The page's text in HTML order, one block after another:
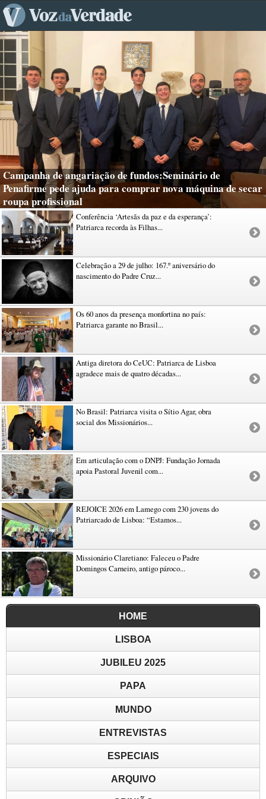
Campanha de angariação de fundos:Seminário de
Penafirme pede ajuda para comprar nova máquina de secar
roupa profissional
Conferência ‘Artesãs da paz e da esperança’:
Patriarca recorda às Filhas...
Celebração a 29 de julho: 167.º aniversário do
nascimento do Padre Cruz...
Os 60 anos da presença monfortina no país:
Patriarca garante no Brasil...
Antiga diretora do CeUC: Patriarca de Lisboa
agradece mais de quatro décadas...
No Brasil: Patriarca visita o Sítio Agar, obra
social dos Missionários...
Em articulação com o DNPJ: Fundação Jornada
apoia Pastoral Juvenil com...
REJOICE 2026 em Lamego com 230 jovens do
Patriarcado de Lisboa: “Estamos...
Missionário Claretiano: Faleceu o Padre
Domingos Carneiro, antigo pároco...
HOME
LISBOA
JUBILEU 2025
PAPA
MUNDO
ENTREVISTAS
ESPECIAIS
ARQUIVO